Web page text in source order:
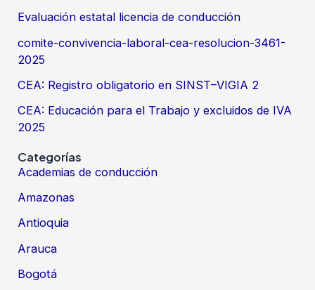
Evaluación estatal licencia de conducción
comite-convivencia-laboral-cea-resolucion-3461-
2025
CEA: Registro obligatorio en SINST–VIGIA 2
CEA: Educación para el Trabajo y excluidos de IVA
2025
Categorías
Academias de conducción
Amazonas
Antioquia
Arauca
Bogotá